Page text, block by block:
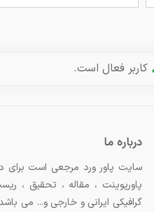
کاربر فعال است.
درباره ما
سایت پاور ورد مرجعی است برای
پاورپوینت ، مقاله ، تحقیق ،
گرافیکی ایرانی و خارجی و... می